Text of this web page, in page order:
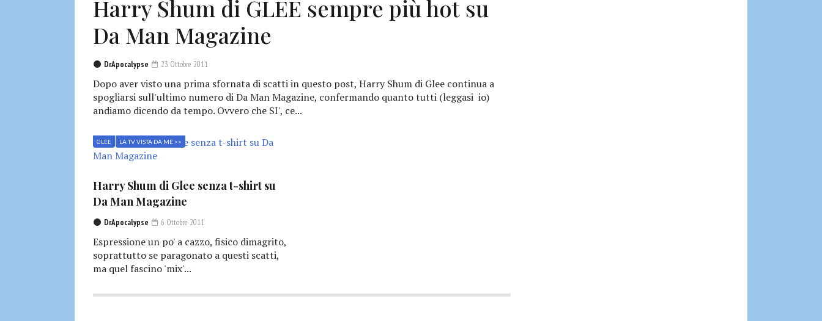
Harry Shum di GLEE sempre più hot su
Da Man Magazine
DrApocalypse 23 Ottobre 2011
Dopo aver visto una prima sfornata di scatti in questo post, Harry Shum di Glee continua a
spogliarsi sull'ultimo numero di Da Man Magazine, confermando quanto tutti (leggasi io)
andiamo dicendo da tempo. Ovvero che SI', ce...
GLEE LA TV VISTA DA ME >>
Harry Shum di Glee senza t-shirt su
Da Man Magazine
DrApocalypse 6 Ottobre 2011
Espressione un po' a cazzo, fisico dimagrito,
soprattutto se paragonato a questi scatti,
ma quel fascino 'mix'...